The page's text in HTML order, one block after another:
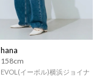
hana
158cm
EVOL(イーボル)横浜ジョイナ